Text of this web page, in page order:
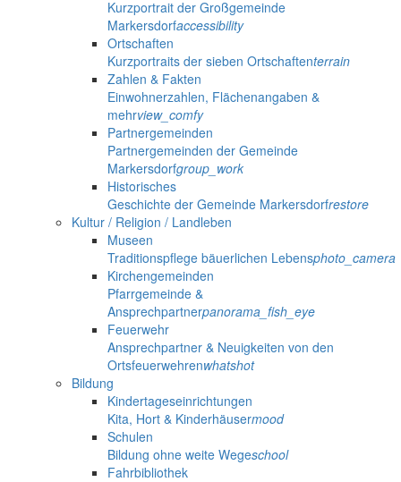
Kurzportrait der Großgemeinde
Markersdorfaccessibility
Ortschaften
Kurzportraits der sieben Ortschaftenterrain
Zahlen & Fakten
Einwohnerzahlen, Flächenangaben &
mehrview_comfy
Partnergemeinden
Partnergemeinden der Gemeinde
Markersdorfgroup_work
Historisches
Geschichte der Gemeinde Markersdorfrestore
Kultur / Religion / Landleben
Museen
Traditionspflege bäuerlichen Lebensphoto_camera
Kirchengemeinden
Pfarrgemeinde &
Ansprechpartnerpanorama_fish_eye
Feuerwehr
Ansprechpartner & Neuigkeiten von den
Ortsfeuerwehrenwhatshot
Bildung
Kindertageseinrichtungen
Kita, Hort & Kinderhäusermood
Schulen
Bildung ohne weite Wegeschool
Fahrbibliothek